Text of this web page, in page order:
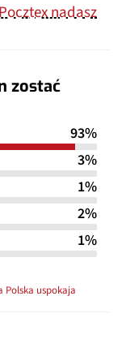
nadasz
zostać
93%
3%
1%
2%
1%
Polska uspokaja